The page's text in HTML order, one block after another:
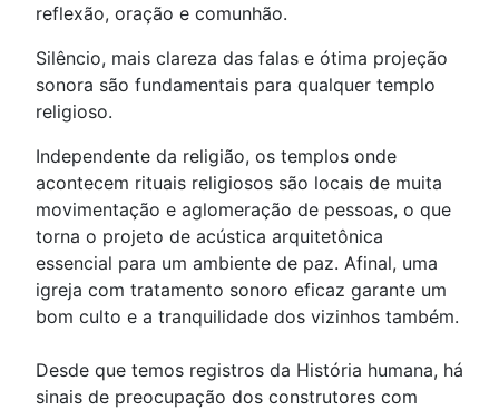
reflexão, oração e comunhão.
Silêncio, mais clareza das falas e ótima projeção
sonora são fundamentais para qualquer templo
religioso.
Independente da religião, os templos onde
acontecem rituais religiosos são locais de muita
movimentação e aglomeração de pessoas, o que
torna o projeto de acústica arquitetônica
essencial para um ambiente de paz. Afinal, uma
igreja com tratamento sonoro eficaz garante um
bom culto e a tranquilidade dos vizinhos também.
Desde que temos registros da História humana, há
sinais de preocupação dos construtores com